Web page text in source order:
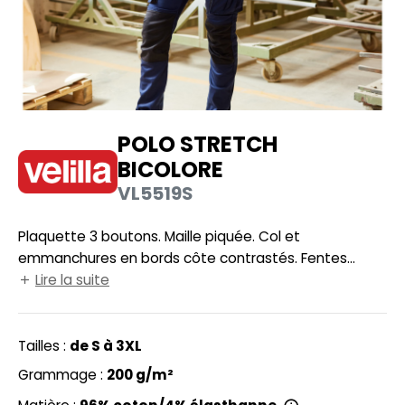
DE SERIE
VISIBILITE
DE MAISON
IN EUROPE
YOUR BRAND
SI ON L'APPELAIT FRANCIS
HALES
POLO STRETCH
BICOLORE
VL5519S
Plaquette 3 boutons. Maille piquée. Col et
emmanchures en bords côte contrastés. Fentes
latérales. Empiècement au dos, épaules, boutons et
Lire la suite
Tailles : de S à 3XL
Grammage : 200 g/m²